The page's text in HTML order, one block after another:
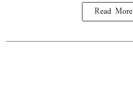
Read More